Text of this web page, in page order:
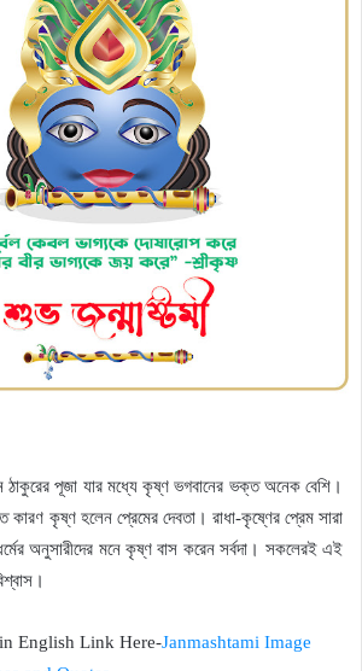
ঠাকুরের পূজা যার মধ্যে কৃষ্ণ ভগবানের ভক্ত অনেক বেশি।
কৃষ্ণ হলেন প্রেমের দেবতা। রাধা-কৃষ্ণের প্রেম সারা
অনুসারীদের মনে কৃষ্ণ বাস করেন সর্বদা। সকলেরই এই
English Link Here-Janmashtami Image